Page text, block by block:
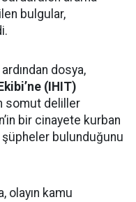
bulgular,
dosya,
(IHIT)
somut deliller
bir cinayete kurban
bulunduğunu
olayın kamu